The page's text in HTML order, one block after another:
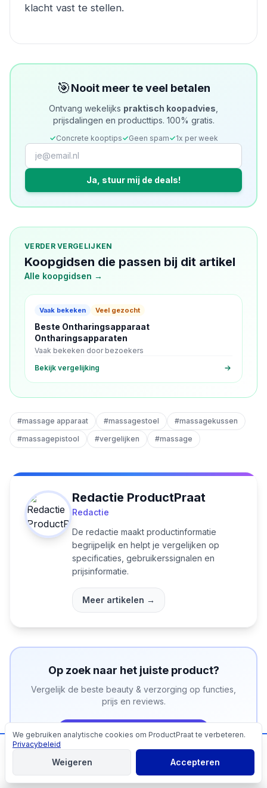
klacht vast te stellen.
🎯Nooit meer te veel betalen
Ontvang wekelijks praktisch koopadvies
prijsdalingen en producttips. 100% gratis.
✓Concrete kooptips✓Geen spam✓1x per week
Ja, stuur mij de deals!
VERDER VERGELIJKEN
Koopgidsen die passen bij dit artikel
Alle koopgidsen →
Vaak bekeken Veel gezocht
Beste Ontharingsapparaat
Ontharingsapparaten
Vaak bekeken door bezoekers
Bekijk vergelijking
#massage apparaat #massagestoel #massagekussen
#massagepistool #vergelijken #massage
Redactie ProductPraat
Redactie
De redactie maakt productinformatie
begrijpelijk en helpt je vergelijken op
specificaties, gebruikerssignalen en
prijsinformatie.
Meer artikelen →
Op zoek naar het juiste product?
Vergelijk de beste beauty & verzorging op functies,
prijs en reviews.
Bekijkbeauty & verzorging
Cookies
We gebruiken analytische cookies om ProductPraat te verbeteren.
Privacybeleid
Weigeren Accepteren
📬Mis geen producttips!
Aanmelden